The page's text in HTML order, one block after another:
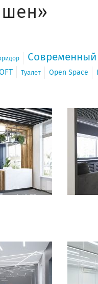
Туалет Open Space